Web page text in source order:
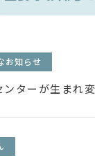
お知らせ
ターが生まれ変